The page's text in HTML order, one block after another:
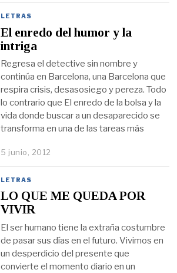
LETRAS
El enredo del humor y la
intriga
Regresa el detective sin nombre y
continúa en Barcelona, una Barcelona que
respira crisis, desasosiego y pereza. Todo
lo contrario que El enredo de la bolsa y la
vida donde buscar a un desaparecido se
transforma en una de las tareas más
5 junio, 2012
LETRAS
LO QUE ME QUEDA POR
VIVIR
El ser humano tiene la extraña costumbre
de pasar sus días en el futuro. Vivimos en
un desperdicio del presente que
convierte el momento diario en un